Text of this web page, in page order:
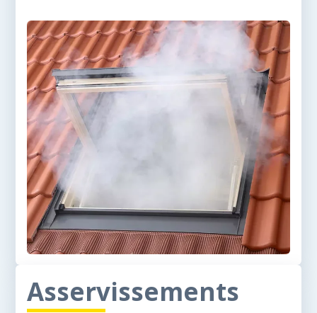
Asservissements